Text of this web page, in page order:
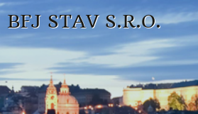
BFJ STAV S.R.O.